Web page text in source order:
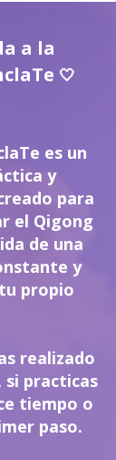
a la
🤍
es un
y
para
el Qigong
de una
y
propio
realizado
si practicas
tiempo o
paso.